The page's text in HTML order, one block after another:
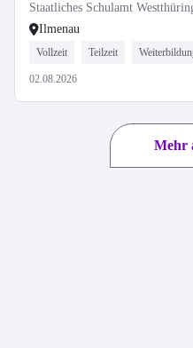
Staatliches Schulamt
Ilmenau
Vollzeit Teilzeit
02.08.2026
Mehr